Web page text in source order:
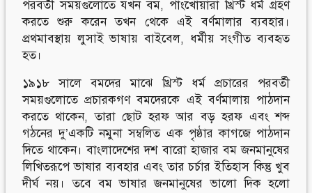
পরবর্তী সময়গুলোতে যখন বম, পাংখোয়ারা খ্রিস্ট ধর্ম গ্রহণ
করতে শুরু করেন তখন থেকে এই বর্ণমালার ব্যবহার।
প্রথমাবস্থায় লুসাই ভাষায় বাইবেল, ধর্মীয় সংগীত ব্যবহৃত
হত।
১৯১৮ সালে বমদের মাঝে খ্রিস্ট ধর্ম প্রচারের পরবর্তী
সময়গুলোতে প্রচারকগণ বমদেরকে এই বর্ণমালায় পাঠদান
করতে থাকেন, তারা ছোট হরফ আর বড় হরফ এবং শব্দ
গঠনের দু’একটি নমুনা সম্বলিত এক পৃষ্ঠার কাগজে পাঠদান
দিতে থাকেন। বাংলাদেশের দশ বারো হাজার বম জনমানুষের
লিখিতরূপে ভাষার ব্যবহার এবং তার চর্চার ইতিহাস কিন্তু খুব
দীর্ঘ নয়। তবে বম ভাষার জনমানুষের ভালো দিক হলো